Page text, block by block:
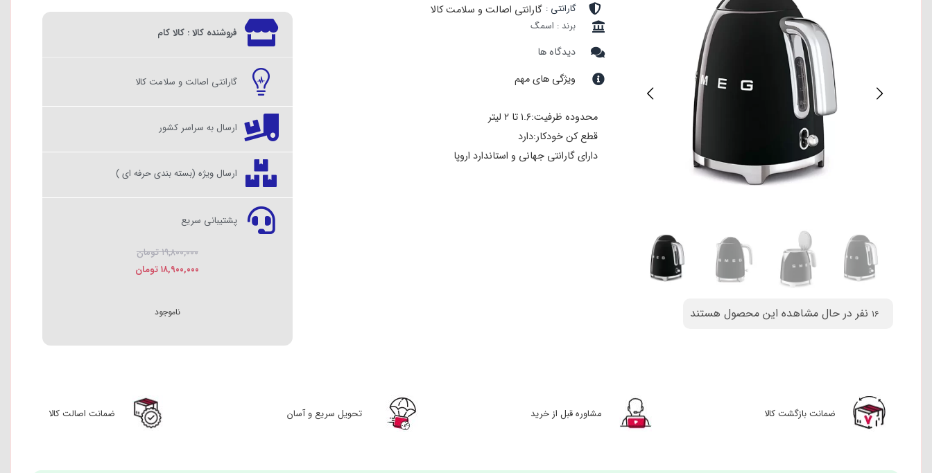
16 نفر در حال مشاهده این محصول هستند
گارانتی : گارانتی اصالت و سلامت کالا
برند : اسمگ
دیدگاه ها
ویژگی های مهم
محدوده ظرفیت:۱.۶ تا ۲ لیتر
قطع کن خودکار:دارد
دارای گارانتی جهانی و استاندارد اروپا
فروشنده کالا : کالا کام
گارانتی اصالت و سلامت کالا
ارسال به سراسر کشور
ارسال ویژه (بسته بندی حرفه ای )
پشتیبانی سریع
۱۹,۸۰۰,۰۰۰تومان
۱۸,۹۰۰,۰۰۰ تومان
ناموجود
ضمانت بازگشت کالا مشاوره قبل از خرید تحویل سریع و آسان ضمانت اصالت کالا